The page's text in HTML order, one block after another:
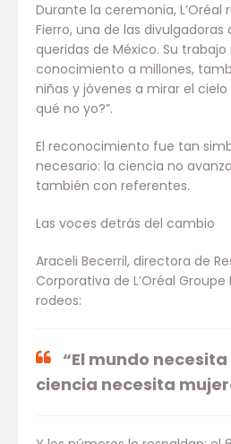
Durante la ceremonia,
Fierro, una de las
queridas de México. Su
conocimiento a millones,
niñas y jóvenes a mirar el
qué no yo?”.
El reconocimiento fue tan
necesario: la ciencia no
también con referentes.
Las voces detrás del cambio
Araceli Becerril, directora de
Corporativa de L’Oréal Groupe
rodeos:
“El mundo
ciencia necesita